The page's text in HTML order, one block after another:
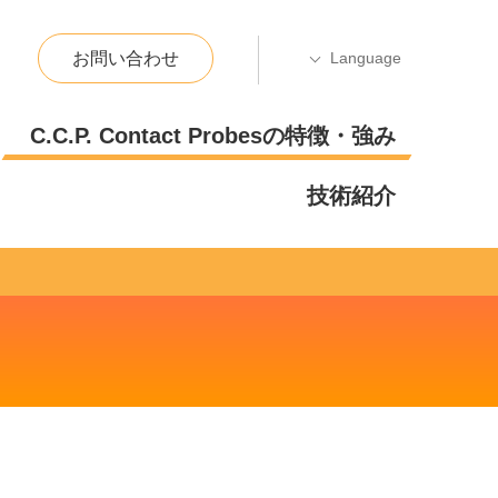
お問い合わせ
C.C.P. Contact Probesの特徴・強み
技術紹介